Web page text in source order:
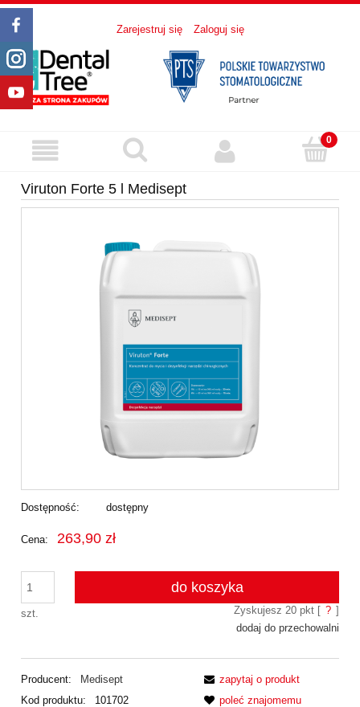
Zarejestruj się Zaloguj się
Viruton Forte 5 l Medisept
Dostępność: dostępny
Cena: 263,90 zł
szt.
do koszyka
Zyskujesz 20pkt [ ? ]
dodaj do przechowalni
Producent:
Medisept
Kod produktu:
101702
zapytaj o produkt
poleć znajomemu